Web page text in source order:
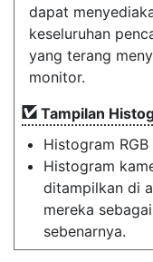
dapat
keseluruhan
yang terang
monitor.
Tampilan
Histogram
Histogram
ditampilkan di
mereka
sebenarnya.